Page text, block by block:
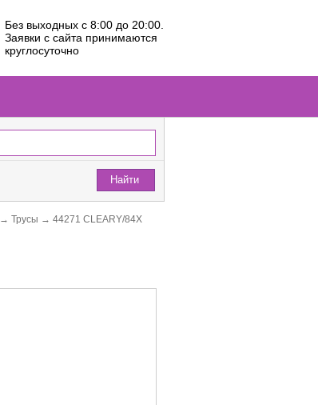
Без выходных с 8:00 до 20:00.
Заявки с сайта принимаются
круглосуточно
Найти
→ Трусы → 44271 CLEARY/84X